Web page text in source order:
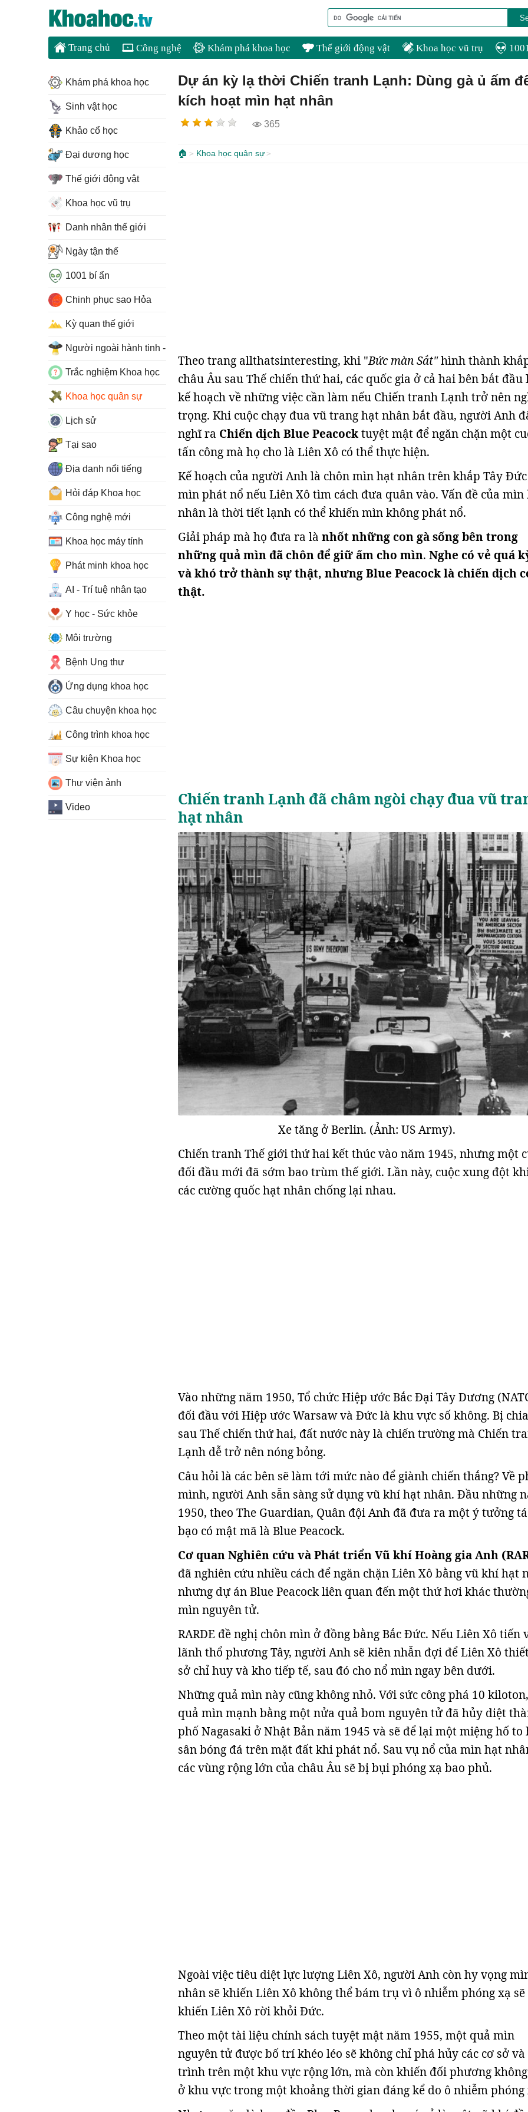
Trang chủ Công nghệ Khám phá khoa học Thế giới động vật Khoa học vũ trụ
Dự án kỳ lạ thời Chiến tranh Lạnh: Dùng gà ủ ấm
kích hoạt mìn hạt nhân
365
🏠 Khoa học quân sự
Theo trang allthatsinteresting, khi "Bức màn Sắt"hình thành
châu Âu sau Thế chiến thứ hai, các quốc gia ở cả hai bên bắt đầu
kế hoạch về những việc cần làm nếu Chiến tranh Lạnh trở nên
trọng. Khi cuộc chạy đua vũ trang hạt nhân bắt đầu, người Anh
nghĩ ra Chiến dịch Blue Peacocktuyệt mật để ngăn chặn một
tấn công mà họ cho là Liên Xô có thể thực hiện.
Kế hoạch của người Anh là chôn mìn hạt nhân trên khắp Tây
mìn phát nổ nếu Liên Xô tìm cách đưa quân vào. Vấn đề của mìn
nhân là thời tiết lạnh có thể khiến mìn không phát nổ.
Giải pháp mà họ đưa ra là nhốt những con gà sống bên trong
những quả mìn đã chôn để giữ ấm cho mìn. Nghe có vẻ quá
và khó trở thành sự thật, nhưng Blue Peacock là chiến dịch
thật.
Chiến tranh Lạnh đã châm ngòi chạy đua vũ
hạt nhân
Xe tăng ở Berlin. (Ảnh: US Army).
Chiến tranh Thế giới thứ hai kết thúc vào năm 1945, nhưng một
đối đầu mới đã sớm bao trùm thế giới. Lần này, cuộc xung đột
các cường quốc hạt nhân chống lại nhau.
Vào những năm 1950, Tổ chức Hiệp ước Bắc Đại Tây Dương
đối đầu với Hiệp ước Warsaw và Đức là khu vực số không. Bị
sau Thế chiến thứ hai, đất nước này là chiến trường mà Chiến
Lạnh dễ trở nên nóng bỏng.
Câu hỏi là các bên sẽ làm tới mức nào để giành chiến thắng? Về
mình, người Anh sẵn sàng sử dụng vũ khí hạt nhân. Đầu những
1950, theo The Guardian, Quân đội Anh đã đưa ra một ý tưởng
bạo có mật mã là Blue Peacock.
Cơ quan Nghiên cứu và Phát triển Vũ khí Hoàng gia Anh
đã nghiên cứu nhiều cách để ngăn chặn Liên Xô bằng vũ khí hạt
nhưng dự án Blue Peacock liên quan đến một thứ hơi khác
mìn nguyên tử.
RARDE đề nghị chôn mìn ở đồng bằng Bắc Đức. Nếu Liên Xô tiến
lãnh thổ phương Tây, người Anh sẽ kiên nhẫn đợi để Liên Xô
sở chỉ huy và kho tiếp tế, sau đó cho nổ mìn ngay bên dưới.
Những quả mìn này cũng không nhỏ. Với sức công phá 10
quả mìn mạnh bằng một nửa quả bom nguyên tử đã hủy diệt
phố Nagasaki ở Nhật Bản năm 1945 và sẽ để lại một miệng hố to
sân bóng đá trên mặt đất khi phát nổ. Sau vụ nổ của mìn hạt
các vùng rộng lớn của châu Âu sẽ bị bụi phóng xạ bao phủ.
Ngoài việc tiêu diệt lực lượng Liên Xô, người Anh còn hy vọng
nhân sẽ khiến Liên Xô không thể bám trụ vì ô nhiễm phóng xạ sẽ
khiến Liên Xô rời khỏi Đức.
Theo một tài liệu chính sách tuyệt mật năm 1955, một quả mìn
nguyên tử được bố trí khéo léo sẽ không chỉ phá hủy các cơ sở và
trình trên một khu vực rộng lớn, mà còn khiến đối phương
ở khu vực trong một khoảng thời gian đáng kể do ô nhiễm phóng
Khám phá khoa học
Sinh vật học
Khảo cổ học
Đại dương học
Thế giới động vật
Khoa học vũ trụ
Danh nhân thế giới
Ngày tận thế
1001 bí ẩn
Chinh phục sao Hỏa
Kỳ quan thế giới
Người ngoài hành tinh - UFO
Trắc nghiệm Khoa học
Khoa học quân sự
Lịch sử
Tại sao
Địa danh nổi tiếng
Hỏi đáp Khoa học
Công nghệ mới
Khoa học máy tính
Phát minh khoa học
AI - Trí tuệ nhân tạo
Y học - Sức khỏe
Môi trường
Bệnh Ung thư
Ứng dụng khoa học
Câu chuyện khoa học
Công trình khoa học
Sự kiện Khoa học
Thư viện ảnh
Video